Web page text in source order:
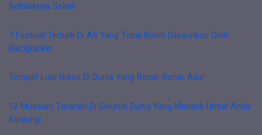
Setidaknya Sekali
7 Festival Terbaik Di AS Yang Tidak Boleh Dilewatkan Oleh
Backpacker
Tempat Luar Biasa Di Dunia Yang Benar-Benar Ada!
12 Museum Teraneh Di Seluruh Dunia Yang Menarik Untuk Anda
Kunjungi